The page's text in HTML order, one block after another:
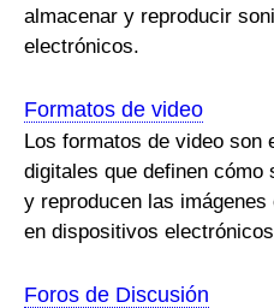
almacenar y reproducir
electrónicos.
Formatos de video
Los formatos de video son
digitales que definen cómo
y reproducen las
en dispositivos
Foros de Discusión